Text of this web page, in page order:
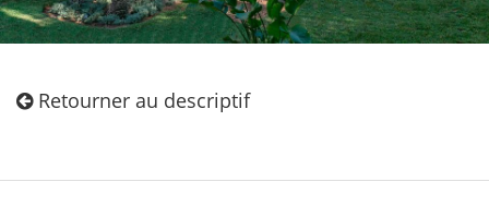
Retourner au descriptif